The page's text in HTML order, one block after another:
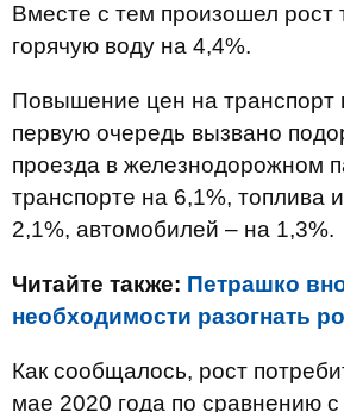
Вместе с тем произошел рост
горячую воду на 4,4%.
Повышение цен на транспорт
первую очередь вызвано
проезда в железнодорожном
транспорте на 6,1%, топлива
2,1%, автомобилей – на 1,3%.
Читайте также: Петрашко
необходимости разогнать
Как сообщалось, рост
мае 2020 года по сравнению